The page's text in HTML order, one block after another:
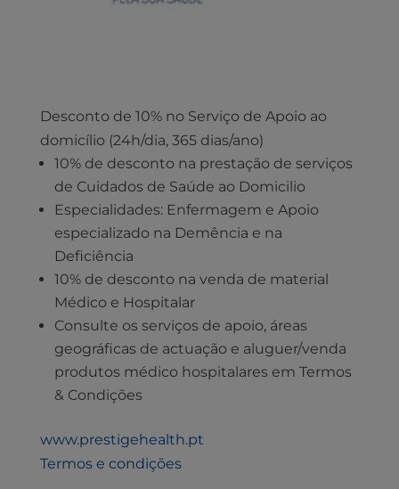
Desconto de 10% no Serviço de Apoio ao
domicílio (24h/dia, 365 dias/ano)
10% de desconto na prestação de serviços
de Cuidados de Saúde ao Domicilio
Especialidades: Enfermagem e Apoio
especializado na Demência e na
Deficiência
10% de desconto na venda de material
Médico e Hospitalar
Consulte os serviços de apoio, áreas
geográficas de actuação e aluguer/venda
produtos médico hospitalares em Termos
& Condições
www.prestigehealth.pt
Termos e condições